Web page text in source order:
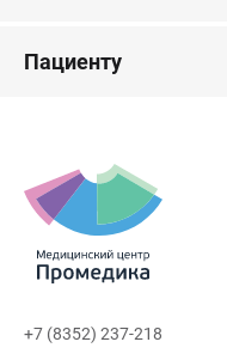
Пациенту
+7 (8352) 237-218